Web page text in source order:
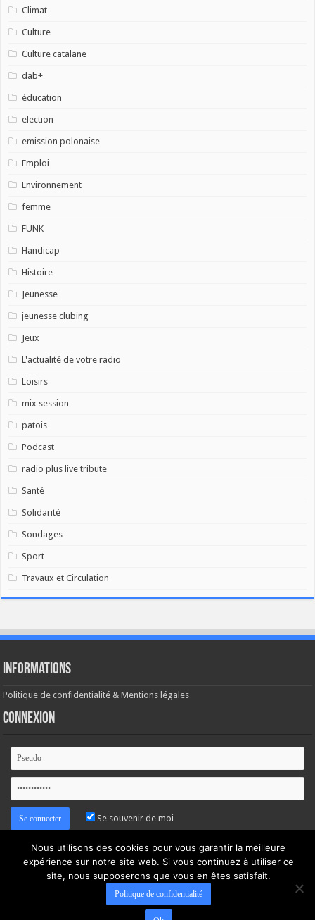
Climat
Culture
Culture catalane
dab+
éducation
election
emission polonaise
Emploi
Environnement
femme
FUNK
Handicap
Histoire
Jeunesse
jeunesse clubing
Jeux
L'actualité de votre radio
Loisirs
mix session
patois
Podcast
radio plus live tribute
Santé
Solidarité
Sondages
Sport
Travaux et Circulation
Informations
Politique de confidentialité & Mentions légales
Connexion
Se souvenir de moi
Mot de passe oublié ?
Nous utilisons des cookies pour vous garantir la meilleure
expérience sur notre site web. Si vous continuez à utiliser ce
site, nous supposerons que vous en êtes satisfait.
Politique de confidentialité